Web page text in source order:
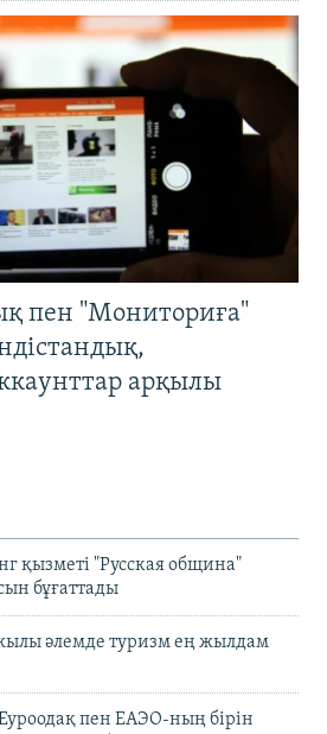
пен "Мониториға"
арқылы
қызметі "Русская община"
бұғаттады
әлемде туризм ең жылдам
пен ЕАЭО-ның бірін